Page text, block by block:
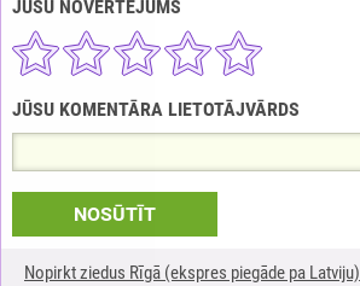
Nopirkt ziedus Rīgā (ekspres piegāde pa Latviju)
JŪSU NOVĒRTĒJUMS
JŪSU KOMENTĀRA LIETOTĀJVĀRDS
NOSŪTĪT